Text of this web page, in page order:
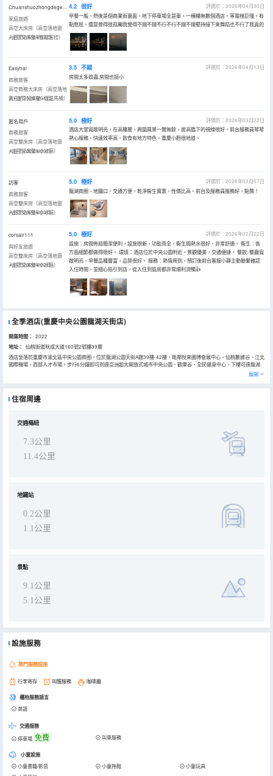
家庭旅遊
高空大床房（高空落地窗
+金可兒床墊+智能客控）
入住於2026年02月
4.2 很好
評價於：2026年04月30日
早餐一般，然後是個商業街裏面。地下停車場全是車。一棟樓無數個酒店。等電梯巨慢。有
點憋屈。還是覺得很孤獨我覺得不錯不錯不行不行不錯不錯堅持接下來舞蹈也不行了我真的
Easyhai
商務旅客
高空商務大床房（高空落地
窗+金可兒床墊+恆温馬桶）
入住於2026年04月
3.5 不錯
評價於：2026年04月13日
房間太多蚊蟲.房間也挺小
匿名用戶
商務旅客
高空雙床房（高空落地窗
+金可兒床墊+小冰箱）
入住於2026年03月
5.0 極好
評價於：2026年03月22日
酒店大堂寬敞明亮，在高樓層，周圍風景一覽無餘，居高臨下的視線很好。前台服務員琴琴
熱心服務，快速效率高，飲食有地方特色，重慶小麪很地道。
訪客
商務旅客
高空雙床房（高空落地窗
+金可兒床墊+小冰箱）
入住於2026年03月
5.0 極好
評價於：2026年03月07日
龍湖商圈，地鐵口，交通方便，乾淨衞生實惠，性價比高。前台及服務員服務好，點贊！
corsair111
與好友旅遊
高空雙床房（高空落地窗
+金可兒床墊+小冰箱）
入住於2026年02月
5.0 極好
評價於：2026年02月22日
設施：房間佈局簡潔便利，設施很新，功能齊全，衞生間熱水很好，非常舒適。 衞生：各
方面細節都做得很好。 環境：酒店位於中央公園附近，景觀優美，交通便捷。 餐飲: 餐廳寬
敞明亮，早餐品種豐富，品質很好。 服務：熱情周到，預訂後前台客服小靜主動聯繫確認
入住時間，並細心指引到店，從入住到退房都非常順利流暢👍
全季酒店(重慶中央公園龍湖天街店)
開業時間： 2022
地址：
仙桃街道秋成大道160號2號樓39層
酒店坐落於重慶市渝北區中央公園商圈，位於龍湖公園天街A館39樓-42樓，毗鄰悅來國博會展中心、仙桃數據谷、江北
國際機場、西部人才市場，步行6分鐘即可到達亞洲超大開放式城市中央公園、歡樂谷、全民健身中心，下樓可達龍湖
公園天街、吾悅廣場、大悅城等大型商場，能一站式滿足您的商務出行、休閒娛樂的需求。地鐵10號線中央公園西站1
號出口與5號線6號出口即為酒店，10-15分鐘車程到達江北國際機場，5分鐘可達悅來國博會展中心。酒店設計竹木原
龍湖公園天街A館地下停車場，B2層M區乘坐高區電梯可直達酒店，車位充足，停車便利。
展開
住宿周邊
交通樞紐
7.3公里
11.4公里
地鐵站
0.2公里
1.1公里
景點
9.1公里
5.1公里
設施服務
熱門服務設施
行李寄存 叫醒服務 咖啡廳
櫃枱服務語言
英語
交通服務
停車場 免費 叫車服務
小童設施
小童書籍/影音 小童拖鞋
小童玩具